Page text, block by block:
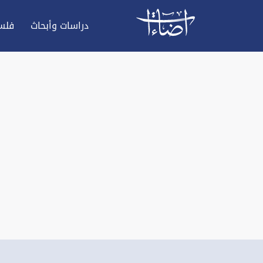
دراسات وأبحاث